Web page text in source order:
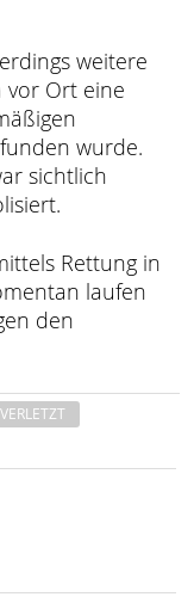
weitere
vor Ort eine
wurde.
sichtlich
Rettung in
laufen
den
VERLETZT